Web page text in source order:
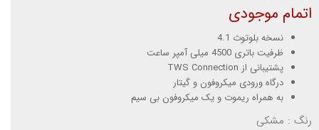
اتمام موجودی
نسخه بلوتوث 4.1
ظرفیت باتری 4500 میلی آمپر ساعت
پشتیبانی از TWS Connection
درگاه ورودی میکروفون و گیتار
به همراه ریموت و یک میکروفون بی سیم
رنگ : مشکی